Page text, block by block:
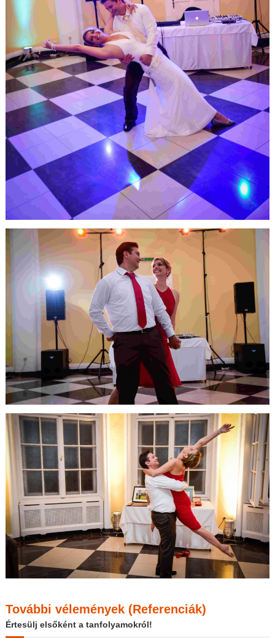
További vélemények (Referenciák)
Értesülj elsőként a tanfolyamokról!